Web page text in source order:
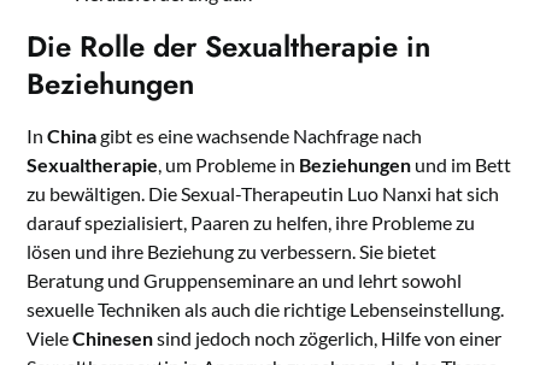
Die Rolle der Sexualtherapie in
Beziehungen
InChinagibt es eine wachsende Nachfrage nach
Sexualtherapie, um Probleme in Beziehungen und im Bett
zu bewältigen. Die Sexual-Therapeutin Luo Nanxi hat sich
darauf spezialisiert, Paaren zu helfen, ihre Probleme zu
lösen und ihre Beziehung zu verbessern. Sie bietet
Beratung und Gruppenseminare an und lehrt sowohl
sexuelle Techniken als auch die richtige Lebenseinstellung.
VieleChinesensind jedoch noch zögerlich, Hilfe von einer